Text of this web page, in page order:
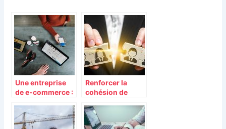
Une entreprise
de e-commerce :
et le service
Renforcer la
cohésion de